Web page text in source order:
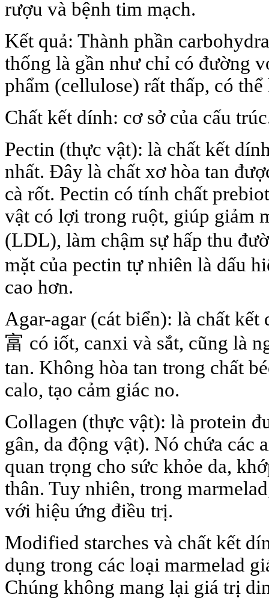
rượu và bệnh tim mạch.
Kết quả: Thành phần
thống là gần như chỉ có đường
phẩm (cellulose) rất thấp, có
Chất kết dính: cơ sở của cấu
Pectin (thực vật): là chất kết
nhất. Đây là chất xơ hòa tan
cà rốt. Pectin có tính chất
vật có lợi trong ruột, giúp giảm
(LDL), làm chậm sự hấp thu
mặt của pectin tự nhiên là dấu
cao hơn.
Agar-agar (cát biển): là chất
富 có iốt, canxi và sắt, cũng là
tan. Không hòa tan trong chất
calo, tạo cảm giác no.
Collagen (thực vật): là protein
gân, da động vật). Nó chứa
quan trọng cho sức khỏe da,
thân. Tuy nhiên, trong
với hiệu ứng điều trị.
Modified starches và chất kết
dụng trong các loại marmelad
Chúng không mang lại giá trị